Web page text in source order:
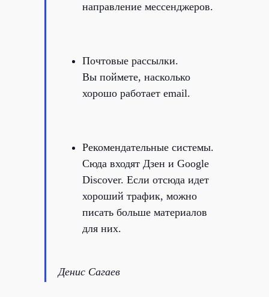
направление мессенджеров.
Почтовые рассылки.
Вы поймете, насколько
хорошо работает email.
Рекомендательные системы.
Сюда входят Дзен и Google
Discover. Если отсюда идет
хороший трафик, можно
писать больше материалов
для них.
Денис Сагаев